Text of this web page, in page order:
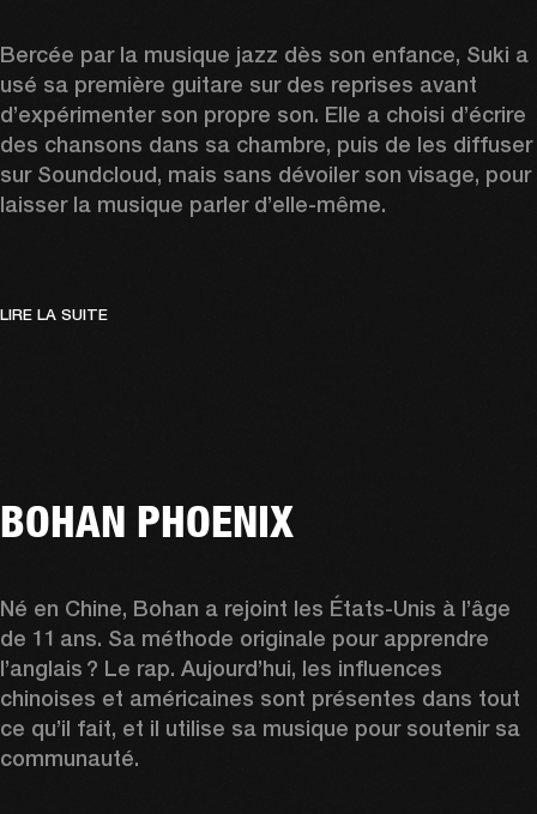
Bercée par la musique jazz dès son enfance, Suki a
usé sa première guitare sur des reprises avant
d’expérimenter son propre son. Elle a choisi d’écrire
des chansons dans sa chambre, puis de les diffuser
sur Soundcloud, mais sans dévoiler son visage, pour
laisser la musique parler d’elle-même.
LIRE LA SUITE
BOHAN PHOENIX
Né en Chine, Bohan a rejoint les États-Unis à l’âge
de 11 ans. Sa méthode originale pour apprendre
l’anglais ? Le rap. Aujourd’hui, les influences
chinoises et américaines sont présentes dans tout
ce qu’il fait, et il utilise sa musique pour soutenir sa
communauté.